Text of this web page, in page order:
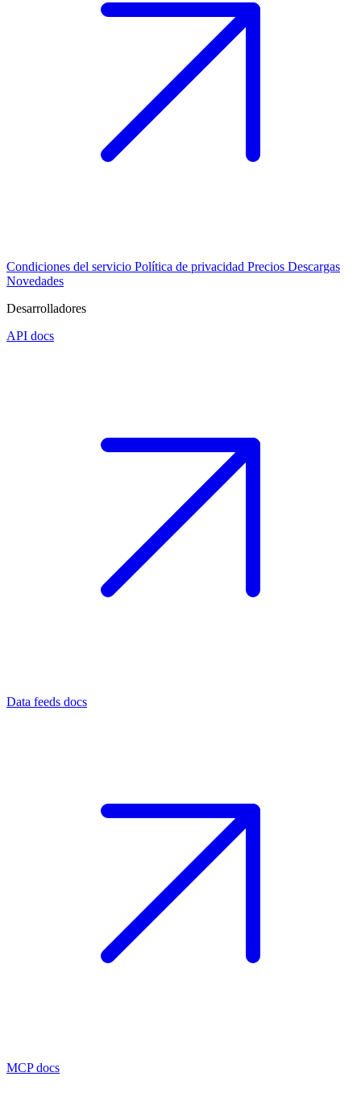
Condiciones del servicio Política de privacidad Precios Descargas
Novedades
Desarrolladores
API docs
Data feeds docs
MCP docs